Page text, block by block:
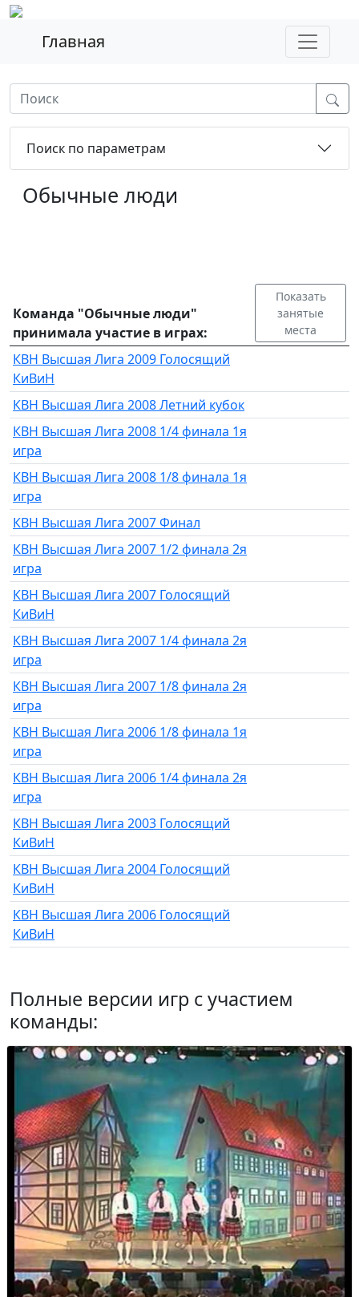
Главная
Поиск по параметрам
Обычные люди
Команда "Обычные люди"
принимала участие в играх:
Показать
занятые
места
КВН Высшая Лига 2009 Голосящий
КиВиН
КВН Высшая Лига 2008 Летний кубок
КВН Высшая Лига 2008 1/4 финала 1я
игра
КВН Высшая Лига 2008 1/8 финала 1я
игра
КВН Высшая Лига 2007 Финал
КВН Высшая Лига 2007 1/2 финала 2я
игра
КВН Высшая Лига 2007 Голосящий
КиВиН
КВН Высшая Лига 2007 1/4 финала 2я
игра
КВН Высшая Лига 2007 1/8 финала 2я
игра
КВН Высшая Лига 2006 1/8 финала 1я
игра
КВН Высшая Лига 2006 1/4 финала 2я
игра
КВН Высшая Лига 2003 Голосящий
КиВиН
КВН Высшая Лига 2004 Голосящий
КиВиН
КВН Высшая Лига 2006 Голосящий
КиВиН
Полные версии игр с участием
команды: